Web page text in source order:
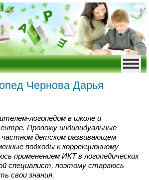
Чернова Дарья
логопедом в школе и
Провожу индивидуальные
детском развивающем
подходы к коррекционному
применением ИКТ в логопедических
специалист, поэтому стараюсь
свои знания.